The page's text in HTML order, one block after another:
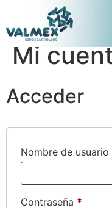
Mi
Acceder
Nombre de
Contraseña *